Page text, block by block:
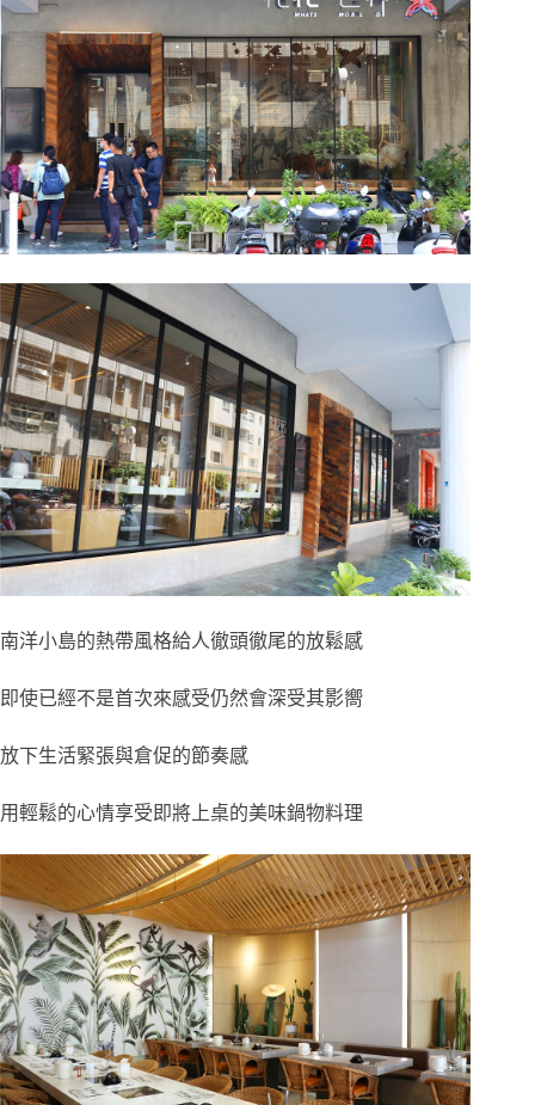
南洋小島的熱帶風格給人徹頭徹尾的放鬆感
即使已經不是首次來感受仍然會深受其影嚮
放下生活緊張與倉促的節奏感
用輕鬆的心情享受即將上桌的美味鍋物料理